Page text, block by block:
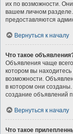
их по возможности.
вашем личном
предоставляются
Вернуться к началу
Что такое
Объявления чаще
котором вы
возможности.
в котором они
создание объявлений
Вернуться к началу
Что такое